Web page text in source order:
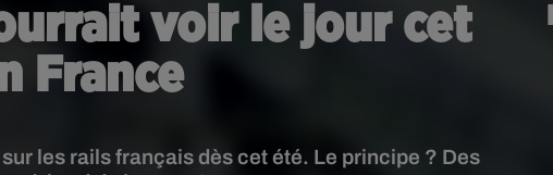
voir le jour cet
France
les rails français dès cet été. Le principe ? Des